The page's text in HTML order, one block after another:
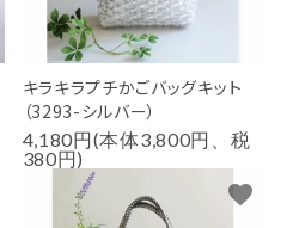
キラキラプチかごバッグキット
（3293-シルバー）
4,180円(本体3,800円、税
380円)
favorite